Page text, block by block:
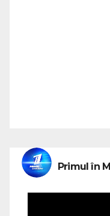
Primul în